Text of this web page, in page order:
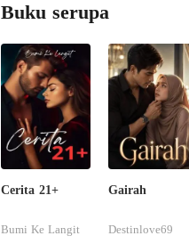
Buku serupa
Cerita 21+
Bumi Ke Langit
Gairah
Destinlove69